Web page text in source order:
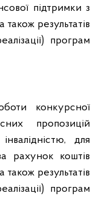
підтримки з
результатів
програм
конкурсної
пропозицій
для
рахунок коштів
результатів
програм